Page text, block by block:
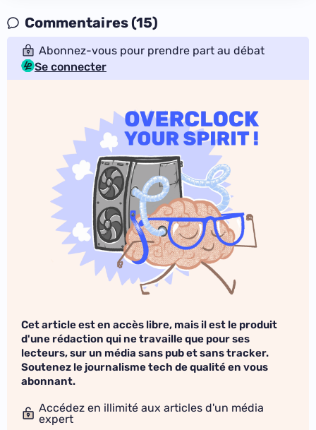
Commentaires (15)
Abonnez-vous pour prendre part au débat
Se connecter
Cet article est en accès libre, mais il est le produit
d'une rédaction qui ne travaille que pour ses
lecteurs, sur un média sans pub et sans tracker.
Soutenez le journalisme tech de qualité en vous
abonnant.
Accédez en illimité aux articles d'un média
expert